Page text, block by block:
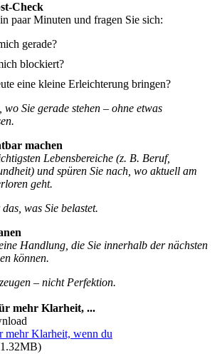
Check
paar Minuten und fragen Sie sich:
gerade?
blockiert?
eine kleine Erleichterung bringen?
Sie gerade stehen – ohne etwas
machen
Lebensbereiche (z. B. Beruf,
und spüren Sie nach, wo aktuell am
geht.
was Sie belastet.
Handlung, die Sie innerhalb der nächsten
können.
– nicht Perfektion.
mehr Klarheit, ...
mehr Klarheit, wenn du